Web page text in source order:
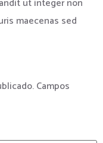
ut integer non
maecenas sed
Campos